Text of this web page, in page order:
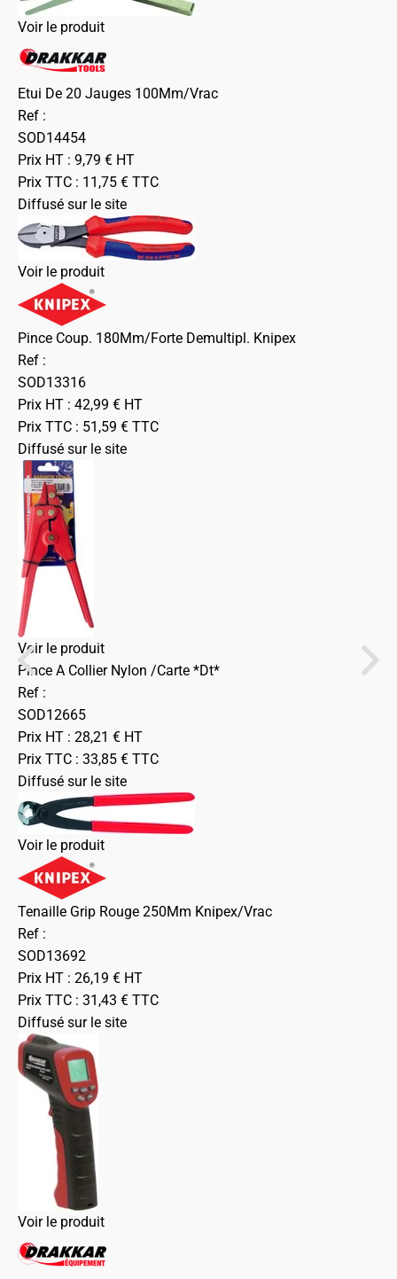
Voir le produit
Etui De 20 Jauges 100Mm/Vrac
Ref :
SOD14454
Prix HT : 9,79 € HT
Prix TTC : 11,75 € TTC
Diffusé sur le site
Voir le produit
Pince Coup. 180Mm/Forte Demultipl. Knipex
Ref :
SOD13316
Prix HT : 42,99 € HT
Prix TTC : 51,59 € TTC
Diffusé sur le site
Voir le produit
Pince A Collier Nylon /Carte *Dt*
Ref :
SOD12665
Prix HT : 28,21 € HT
Prix TTC : 33,85 € TTC
Diffusé sur le site
Voir le produit
Tenaille Grip Rouge 250Mm Knipex/Vrac
Ref :
SOD13692
Prix HT : 26,19 € HT
Prix TTC : 31,43 € TTC
Diffusé sur le site
Voir le produit